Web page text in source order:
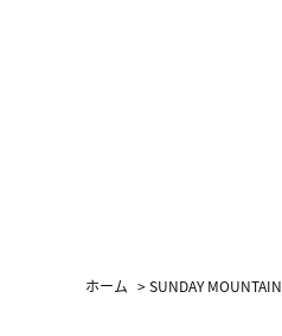
ホーム >SUNDAY MOUNTAIN